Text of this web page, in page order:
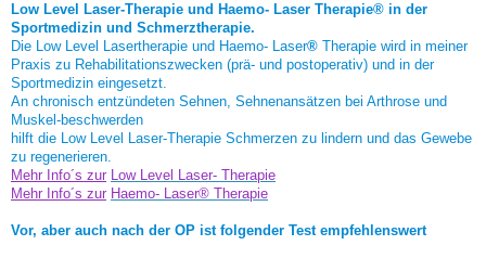
Low Level Laser-Therapie und Haemo- Laser Therapie® in der
Sportmedizin und Schmerztherapie.
Die Low Level Lasertherapie und Haemo- Laser® Therapie wird in meiner
Praxis zu Rehabilitationszwecken (prä- und postoperativ) und in der
Sportmedizin eingesetzt.
An chronisch entzündeten Sehnen, Sehnenansätzen bei Arthrose und
Muskel-beschwerden
hilft die Low Level Laser-Therapie Schmerzen zu lindern und das Gewebe
zu regenerieren.
Mehr Info´s zur Low Level Laser- Therapie
Mehr Info´s zur Haemo- Laser® Therapie
Vor, aber auch nach der OP ist folgender Test empfehlenswert